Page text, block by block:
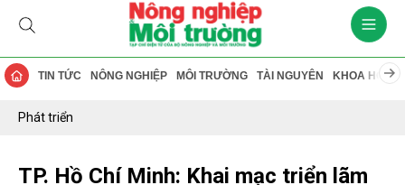
TIN TỨC NÔNG NGHIỆP MÔI TRƯỜNG TÀI NGUYÊN KHOA HỌC
Phát triển
TP. Hồ Chí Minh: Khai mạc triển lãm